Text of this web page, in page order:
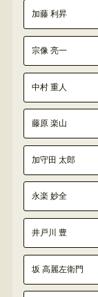
加藤 利昇
宗像 亮一
中村 重人
藤原 楽山
加守田 太郎
永楽 妙全
井戸川 豊
坂 高麗左衛門